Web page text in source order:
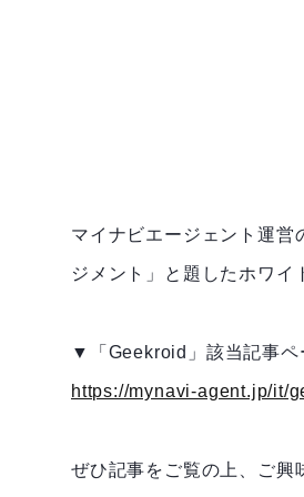
マイナビエージェント運
ジメント」と題したホワイ
▼「Geekroid」該当記事ペ
https://mynavi-agent.jp/it/
ぜひ記事をご覧の上、ご興